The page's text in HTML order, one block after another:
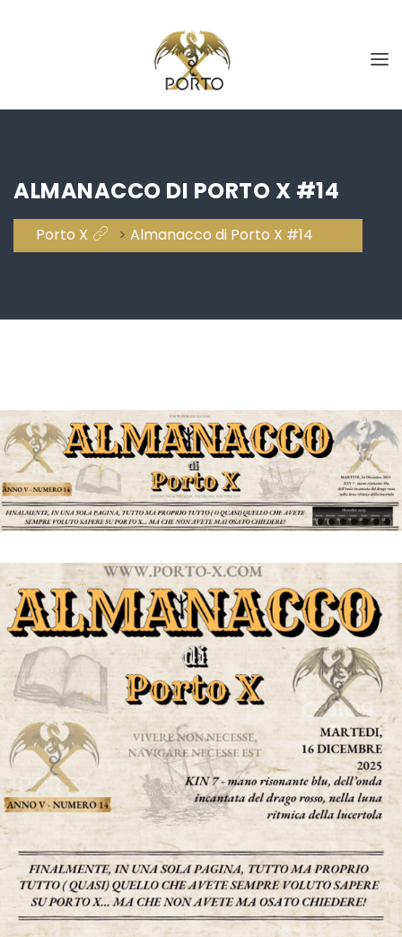
ALMANACCO DI PORTO X #14
Porto X > Almanacco di Porto X #14